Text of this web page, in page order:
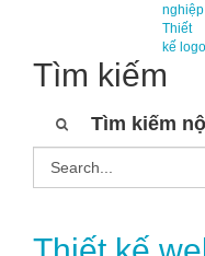
nghiệp
Thiết
kế logo
Tìm kiếm
Tìm kiếm